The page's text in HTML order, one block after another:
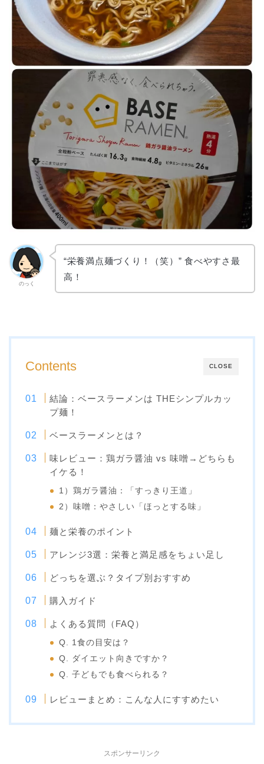
のっく
“栄養満点麺づくり！（笑）” 食べやすさ最
高！
CLOSE
Contents
結論：ベースラーメンは THEシンプルカッ
プ麺！
ベースラーメンとは？
味レビュー：鶏ガラ醤油 vs 味噌→どちらも
イケる！
1）鶏ガラ醤油：「すっきり王道」
2）味噌：やさしい「ほっとする味」
麺と栄養のポイント
アレンジ3選：栄養と満足感をちょい足し
どっちを選ぶ？タイプ別おすすめ
購入ガイド
よくある質問（FAQ）
Q. 1食の目安は？
Q. ダイエット向きですか？
Q. 子どもでも食べられる？
レビューまとめ：こんな人にすすめたい
スポンサーリンク